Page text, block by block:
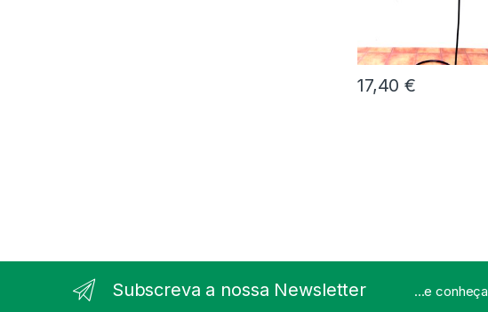
17,40€
Subscreva a nossa Newsletter ...e conheça